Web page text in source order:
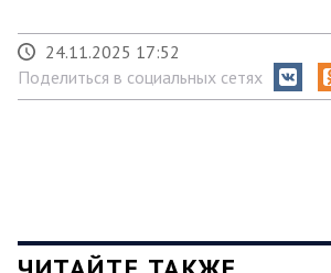
24.11.2025 17:52
Поделиться в социальных сетях